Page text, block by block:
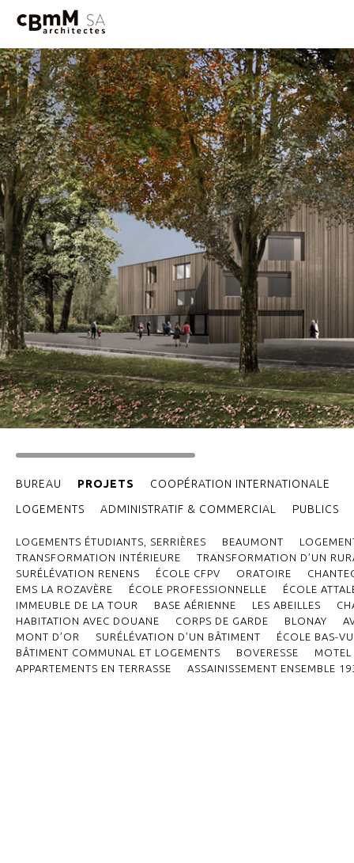
BUREAU
PROJETS
LOGEMENTS
ADMINISTRATIF & COMMERCIAL PUBLICS
LOGEMENTS ÉTUDIANTS, SERRIÈRES BEAUMONT
TRANSFORMATION INTÉRIEURE
TRANSFORMATION D’UN
SURÉLÉVATION RENENS
ÉCOLE CFPV ORATOIRE
EMS LA ROZAVÈRE
ÉCOLE PROFESSIONNELLE
ÉCOLE
IMMEUBLE DE LA TOUR
BASE AÉRIENNE LES ABEILLES
HABITATION AVEC DOUANE
CORPS DE GARDE BLONAY
MONT D’OR
SURÉLÉVATION D’UN BÂTIMENT
ÉCOLE BAS-
BÂTIMENT COMMUNAL ET LOGEMENTS
BOVERESSE
MOTEL
APPARTEMENTS EN TERRASSE
ASSAINISSEMENT ENSEMBLE
COOPÉRATION INTERNATIONALE